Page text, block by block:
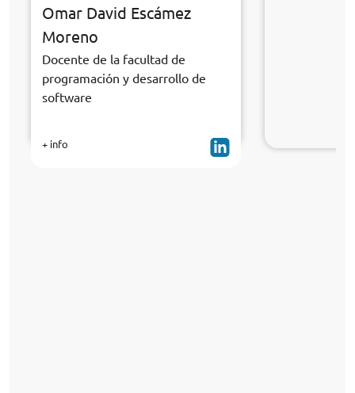
Omar David Escámez
Moreno
Docente de la facultad de
programación y desarrollo de
software
+ info